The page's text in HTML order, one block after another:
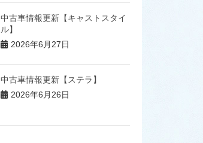
中古車情報更新【キャストスタイ
ル】
2026年6月27日
中古車情報更新【ステラ】
2026年6月26日